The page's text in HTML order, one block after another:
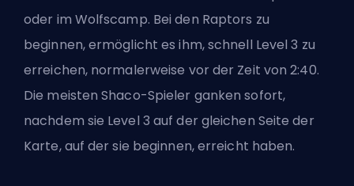
oder im Wolfscamp. Bei den Raptors zu
beginnen, ermöglicht es ihm, schnell Level 3 zu
erreichen, normalerweise vor der Zeit von 2:40.
Die meisten Shaco-Spieler ganken sofort,
nachdem sie Level 3 auf der gleichen Seite der
Karte, auf der sie beginnen, erreicht haben.